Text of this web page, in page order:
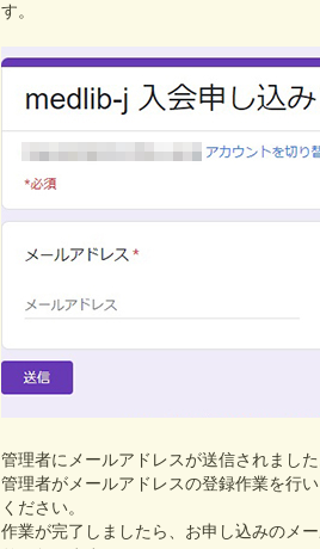
す。
管理者にメールアドレスが送信されました
管理者がメールアドレスの登録作業を行
ください。
作業が完了しましたら、お申し込みのメ